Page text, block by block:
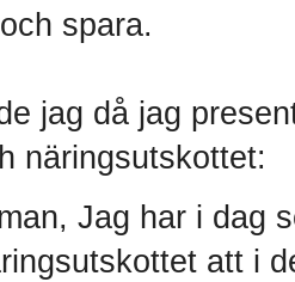
spara.
jag då jag
näringsutskottet:
Jag har i dag
att i